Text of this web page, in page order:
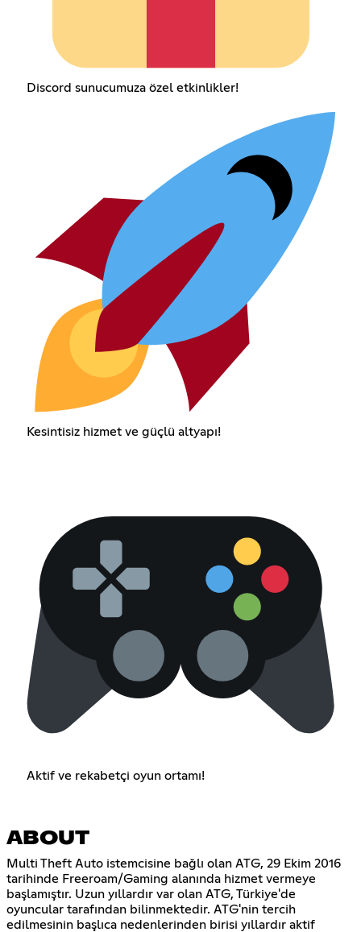
Discord sunucumuza özel etkinlikler!
Kesintisiz hizmet ve güçlü altyapı!
Aktif ve rekabetçi oyun ortamı!
ABOUT
Multi Theft Auto istemcisine bağlı olan ATG, 29 Ekim 2016
tarihinde Freeroam/Gaming alanında hizmet vermeye
başlamıştır. Uzun yıllardır var olan ATG, Türkiye'de
oyuncular tarafından bilinmektedir. ATG'nin tercih
edilmesinin başlıca nedenlerinden birisi yıllardır aktif